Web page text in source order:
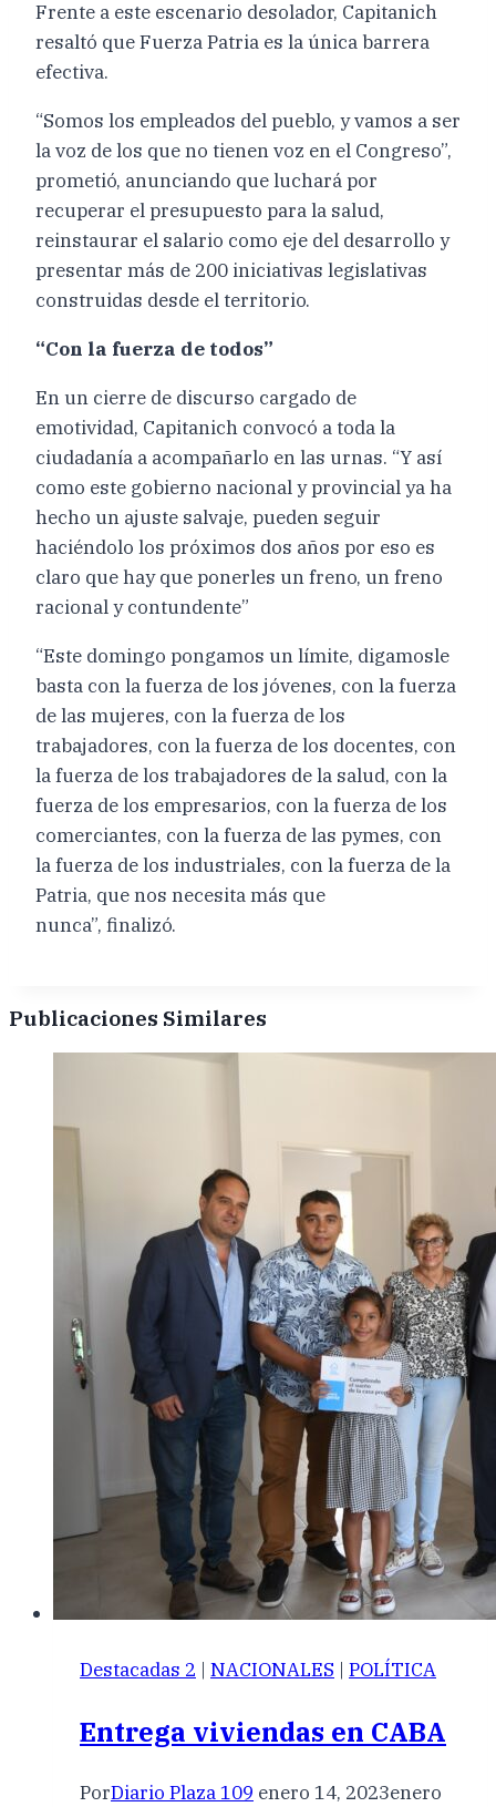
Frente a este escenario desolador, Capitanich
resaltó que Fuerza Patria es la única barrera
efectiva.
“Somos los empleados del pueblo, y vamos a ser
la voz de los que no tienen voz en el Congreso”,
prometió, anunciando que luchará por
recuperar el presupuesto para la salud,
reinstaurar el salario como eje del desarrollo y
presentar más de 200 iniciativas legislativas
construidas desde el territorio.
“Con la fuerza de todos”
En un cierre de discurso cargado de
emotividad, Capitanich convocó a toda la
ciudadanía a acompañarlo en las urnas. “Y así
como este gobierno nacional y provincial ya ha
hecho un ajuste salvaje, pueden seguir
haciéndolo los próximos dos años por eso es
claro que hay que ponerles un freno, un freno
racional y contundente”
“Este domingo pongamos un límite, digamosle
basta con la fuerza de los jóvenes, con la fuerza
de las mujeres, con la fuerza de los
trabajadores, con la fuerza de los docentes, con
la fuerza de los trabajadores de la salud, con la
fuerza de los empresarios, con la fuerza de los
comerciantes, con la fuerza de las pymes, con
la fuerza de los industriales, con la fuerza de la
Patria, que nos necesita más que
nunca”, finalizó.
Publicaciones Similares
Destacadas 2 | NACIONALES | POLÍTICA
Entrega viviendas en CABA
PorDiario Plaza 109 enero 14, 2023enero